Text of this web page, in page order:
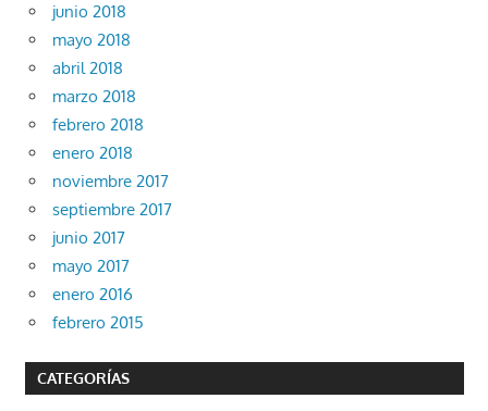
junio 2018
mayo 2018
abril 2018
marzo 2018
febrero 2018
enero 2018
noviembre 2017
septiembre 2017
junio 2017
mayo 2017
enero 2016
febrero 2015
CATEGORÍAS